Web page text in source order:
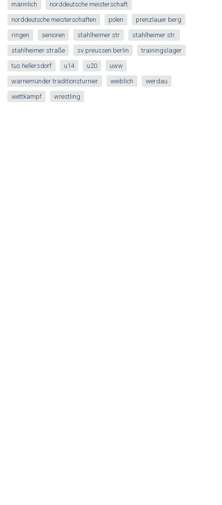
männlich norddeutsche meisterschaft
norddeutsche meisterschaften polen prenzlauer berg
ringen senioren stahlheimer str stahlheimer str.
stahlheimer straße sv preussen berlin trainingslager
tus hellersdorf u14 u20 uww
warnemünder traditionsturnier weiblich werdau
wettkampf wrestling